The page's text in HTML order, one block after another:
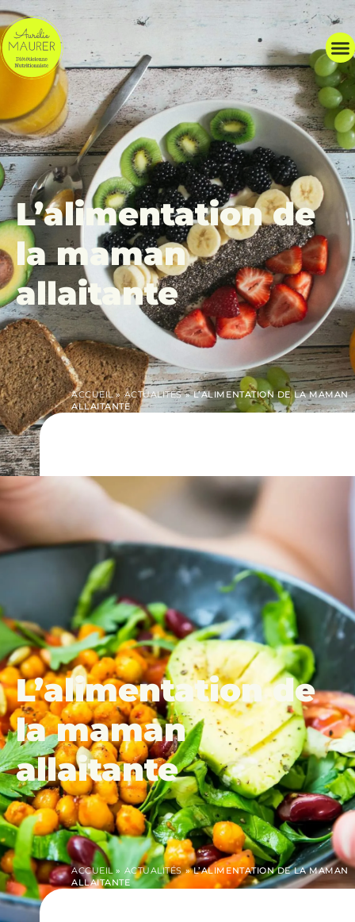
L’alimentation de
la maman
allaitante
ACCUEIL»ACTUALITÉS»L’ALIMENTATION DE LA MAMAN
ALLAITANTE
L’alimentation de
la maman
allaitante
ACCUEIL» ACTUALITÉS»L’ALIMENTATION DE LA MAMAN
ALLAITANTE